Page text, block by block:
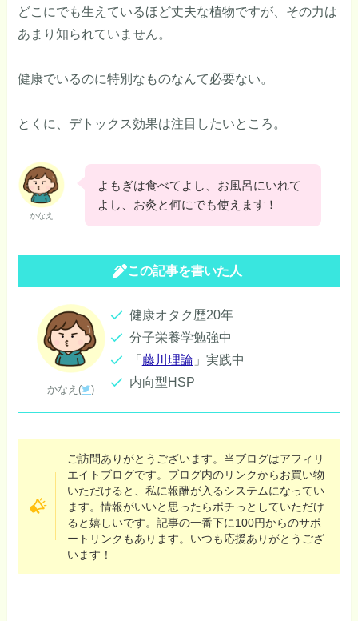
どこにでも生えているほど丈夫な植物ですが、その力は
あまり知られていません。
健康でいるのに特別なものなんて必要ない。
とくに、デトックス効果は注目したいところ。
かなえ
よもぎは食べてよし、お風呂にいれて
よし、お灸と何にでも使えます！
この記事を書いた人
かなえ( )
健康オタク歴20年
分子栄養学勉強中
「 藤川理論」実践中
内向型HSP
ご訪問ありがとうございます。当ブログはアフィリ
エイトブログです。ブログ内のリンクからお買い物
いただけると、私に報酬が入るシステムになってい
ます。情報がいいと思ったらポチっとしていただけ
ると嬉しいです。記事の一番下に100円からのサポ
ートリンクもあります。いつも応援ありがとうござ
います！